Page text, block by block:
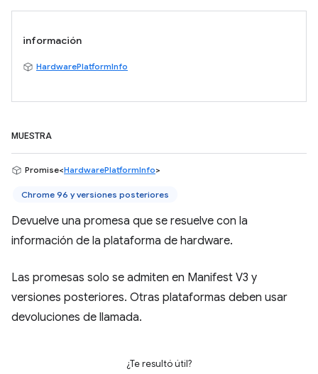
información
HardwarePlatformInfo
MUESTRA
Promise<HardwarePlatformInfo>
Chrome 96 y versiones posteriores
Devuelve una promesa que se resuelve con la
información de la plataforma de hardware.
Las promesas solo se admiten en Manifest V3 y
versiones posteriores. Otras plataformas deben usar
devoluciones de llamada.
¿Te resultó útil?